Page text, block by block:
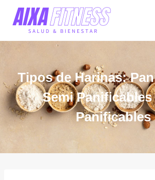
Tipos de Harinas:
Semi
Panificables